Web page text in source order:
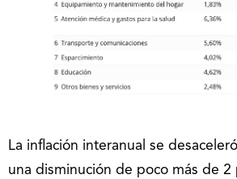
La inflación interanual se
una disminución de poco más de 2